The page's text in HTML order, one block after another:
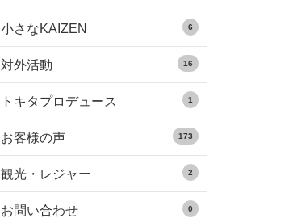
小さなKAIZEN 6
対外活動 16
トキタプロデュース 1
お客様の声 173
観光・レジャー 2
お問い合わせ 0